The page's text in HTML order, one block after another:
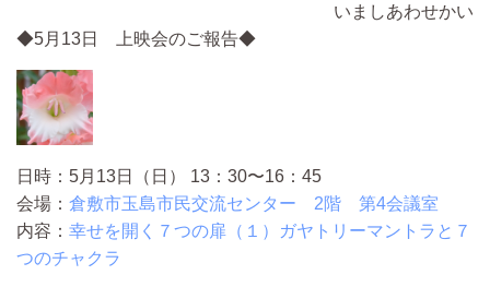
いましあわせかい
◆5月13日 上映会のご報告◆
日時：5月13日（日） 13：30〜16：45
会場： 倉敷市玉島市民交流センター 2階 第4会議室
内容： 幸せを開く７つの扉（１）ガヤトリーマントラと７
つのチャクラ